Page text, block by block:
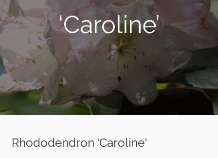
‘Caroline’
Rhododendron 'Caroline'